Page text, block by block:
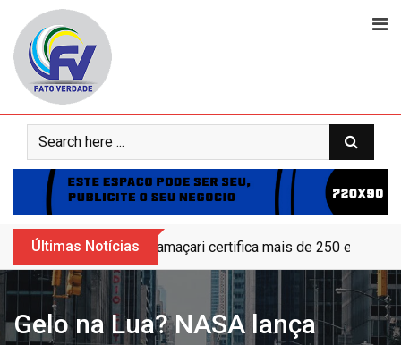
content
Últimas Notícias Camaçari certifica mais de 250
Gelo na Lua? NASA lança